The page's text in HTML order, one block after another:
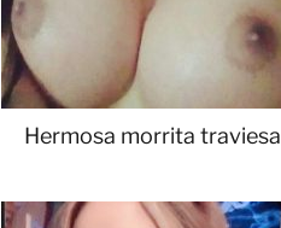
Hermosa morrita traviesa